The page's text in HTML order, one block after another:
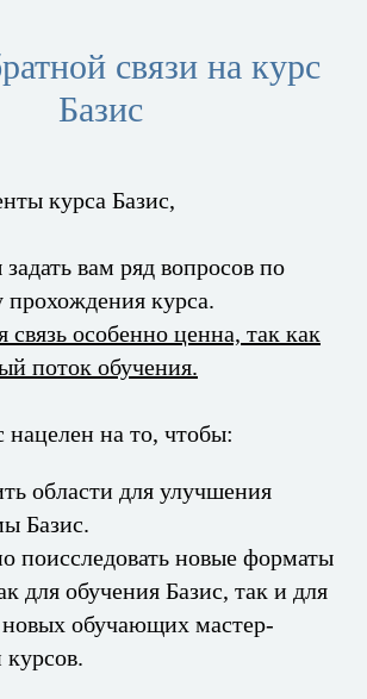
связи на курс
Базис
курса Базис,
вам ряд вопросов по
курса.
связь особенно ценна, так как
поток обучения.
на то, чтобы:
области для улучшения
Базис.
поисследовать новые форматы
для обучения Базис, так и для
новых обучающих мастер-
курсов.